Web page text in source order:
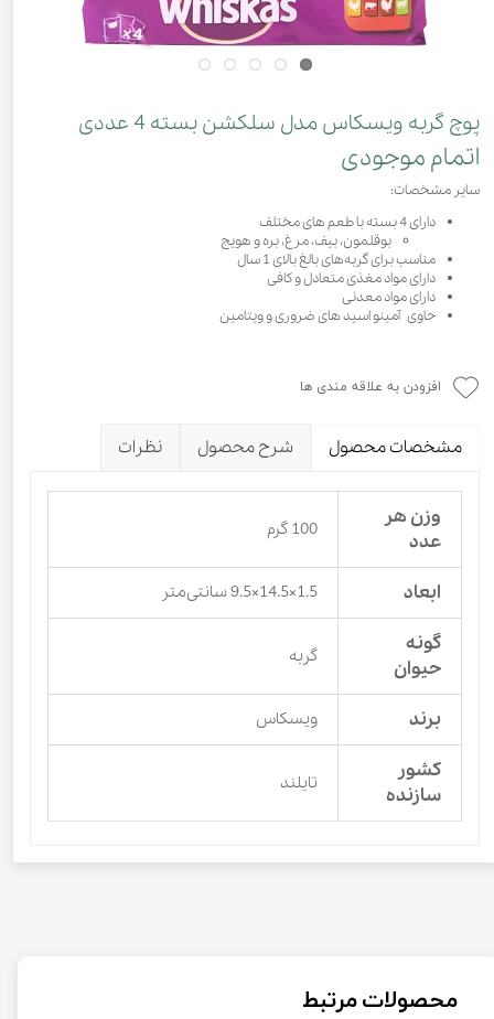
پوچ گربه ویسکاس مدل سلکشن بسته 4 عددی
اتمام موجودی
سایر مشخصات:
دارای 4 بسته با طعم های مختلف
بوقلمون، بیف، مرغ، بره و هویج
مناسب برای گربه‌های بالغ بالای 1 سال
دارای مواد مغذی متعادل و کافی
دارای مواد معدنی
حاوی آمینو اسید های ضروری و ویتامین
افزودن به علاقه مندی ها
مشخصات محصول شرح محصول نظرات
وزن هر
عدد
100 گرم
ابعاد 1.5×14.5×9.5 سانتی‌متر
گونه
حیوان
گربه
برند ویسکاس
کشور
سازنده
تایلند
محصولات مرتبط